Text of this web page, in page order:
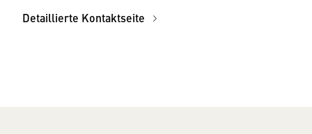
Detaillierte Kontaktseite